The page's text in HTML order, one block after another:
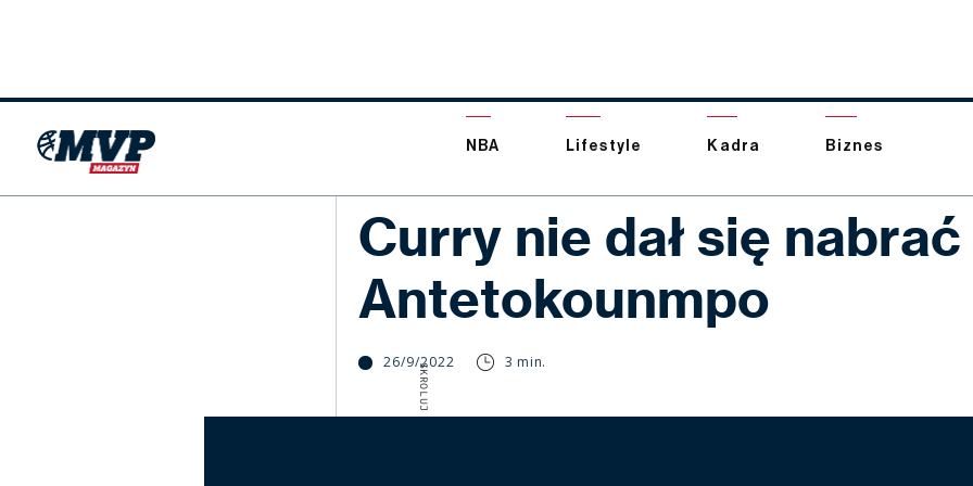
NBA Lifestyle Kadra Biznes
Curry nie dał się nabrać
Antetokounmpo
26/9/2022 3 min.
SKROLUJ W DÓŁ